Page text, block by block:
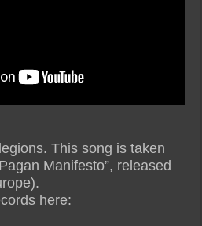
This song is taken
Manifesto”, released
here: